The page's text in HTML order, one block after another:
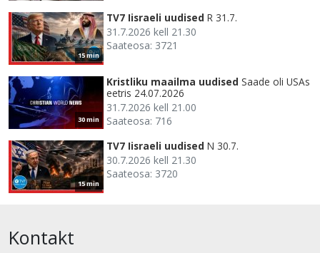
15 min
TV7 Iisraeli uudised R 31.7.
31.7.2026 kell 21.30
Saateosa: 3721
30 min
Kristliku maailma uudised Saade oli USAs
eetris 24.07.2026
31.7.2026 kell 21.00
Saateosa: 716
15 min
TV7 Iisraeli uudised N 30.7.
30.7.2026 kell 21.30
Saateosa: 3720
Kontakt